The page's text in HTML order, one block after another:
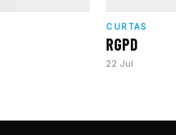
CURTAS
RGPD
22 Jul